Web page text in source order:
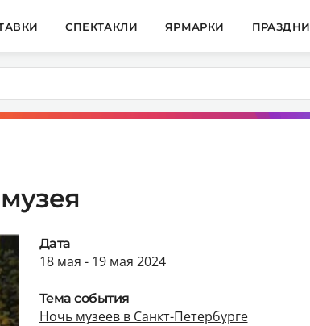
СПЕКТАКЛИ ЯРМАРКИ
Дата
18 мая - 19 мая 2024
Тема события
Ночь музеев в Санкт-Петербурге